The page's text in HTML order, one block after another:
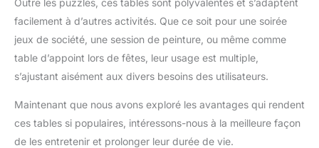
facilement à d’autres activités. Que ce soit pour une soirée
jeux de société, une session de peinture, ou même comme
table d’appoint lors de fêtes, leur usage est multiple,
s’ajustant aisément aux divers besoins des utilisateurs.
Maintenant que nous avons exploré les avantages qui rendent
ces tables si populaires, intéressons-nous à la meilleure façon
de les entretenir et prolonger leur durée de vie.